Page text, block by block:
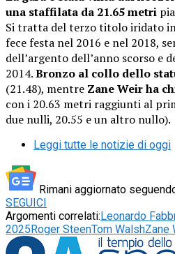
una staffilata da 21.65 metri
Si tratta del terzo titolo iridato
fece festa nel 2016 e nel 2018,
dell’argento dell’anno scorso e
2014.Bronzo al collo dello
(21.48), mentre Zane Weir ha
con i 20.63 metri raggiunti al
due nulli, 20.55 e un altro nullo).
Leggi tutte le notizie di oggi
Rimani aggiornato
SEGUICI
Argomenti correlati:Leonardo
2025Roger SteenTom WalshZane